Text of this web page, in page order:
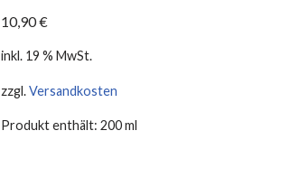
10,90€
inkl. 19 % MwSt.
zzgl.Versandkosten
Produkt enthält: 200ml